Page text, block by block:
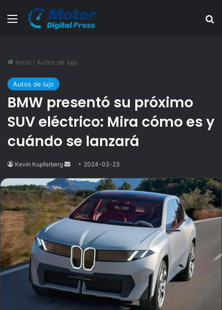
Menú
Inicio / Autos de lujo
Autos de lujo
BMW presentó su próximo
SUV eléctrico: Mira cómo es y
cuándo se lanzará
Kevin Kupferberg
Send
email
2024-03-23